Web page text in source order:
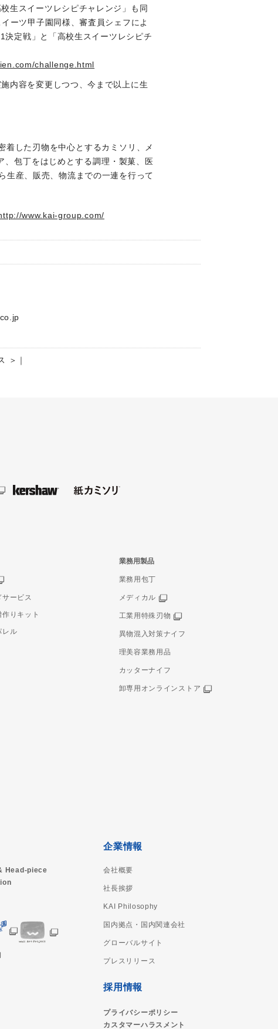
生スイーツレシピチャレンジ」も同
ーツ甲子園同様、審査員シェフによ
決定戦」と「高校生スイーツレシピチ
challenge.html
内容を変更しつつ、今まで以上に生
した刃物を中心とするカミソリ、メ
、包丁をはじめとする調理・製菓、医
生産、販売、物流までの一連を行って
www.kai-group.com/
＞ ｜
サービス
作りキット
レル
業務用製品
業務用包丁
メディカル
工業用特殊刃物
異物混入対策ナイフ
理美容業務用品
カッターナイフ
卸専用オンラインストア
Head-piece
企業情報
会社概要
社長挨拶
KAI Philosophy
国内拠点・国内関連会社
グローバルサイト
プレスリリース
採用情報
プライバシーポリシー
カスタマーハラスメント